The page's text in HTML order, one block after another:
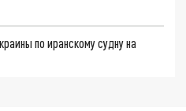
по иранскому судну на